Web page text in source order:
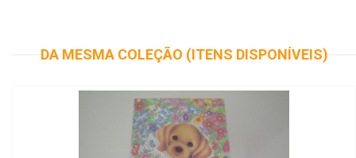
DA MESMA COLEÇÃO (ITENS DISPONÍVEIS)